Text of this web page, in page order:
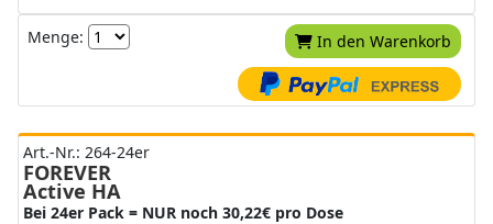
Menge: In den Warenkorb
Art.-Nr.: 264-24er
FOREVER
Active HA
Bei 24er Pack = NUR noch 30,22€ pro Dose